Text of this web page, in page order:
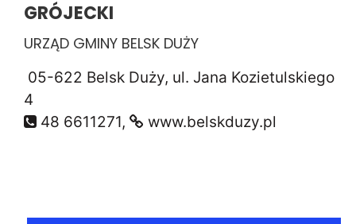
GRÓJECKI
URZĄD GMINY BELSK DUŻY
05-622 Belsk Duży, ul. Jana Kozietulskiego
4
48 6611271,
www.belskduzy.pl